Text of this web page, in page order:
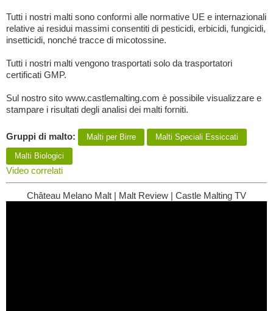
Tutti i nostri malti sono conformi alle normative UE e internazionali
relative ai residui massimi consentiti di pesticidi, erbicidi, fungicidi,
insetticidi, nonché tracce di micotossine.
Tutti i nostri malti vengono trasportati solo da trasportatori
certificati GMP.
Sul nostro sito www.castlemalting.com è possibile visualizzare e
stampare i risultati degli analisi dei malti forniti.
Gruppi di malto: Malti per Birre Malti Speciali Essiccati
Malti Biologici
Video correlati
Château Melano Malt | Malt Review | Castle Malting TV